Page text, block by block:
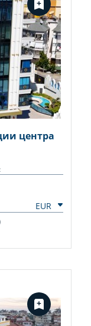
центра